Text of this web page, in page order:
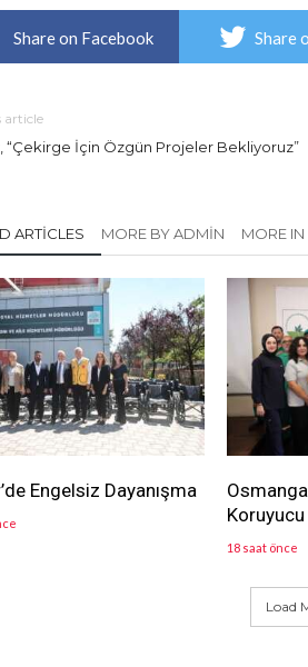
Share on Facebook Share
article
“Çekirge İçin Özgün Projeler Bekliyoruz”
ARTICLES MORE BY ADMIN MORE
Engelsiz Dayanışma
18 saat önce
Load